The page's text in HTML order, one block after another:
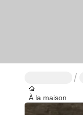
À la maison